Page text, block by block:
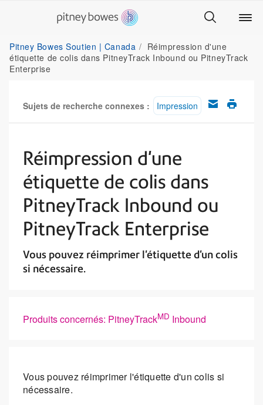
Pitney Bowes Soutien | Canada
Réimpression d'une
étiquette de colis dans PitneyTrack Inbound ou PitneyTrack
Enterprise
Sujets de recherche connexes : Impression
Réimpression d'une
étiquette de colis dans
PitneyTrack Inbound ou
PitneyTrack Enterprise
Vous pouvez réimprimer l'étiquette d'un colis
si nécessaire.
Produits concernés: PitneyTrackMD Inbound
Vous pouvez réimprimer l'étiquette d'un colis si
nécessaire.